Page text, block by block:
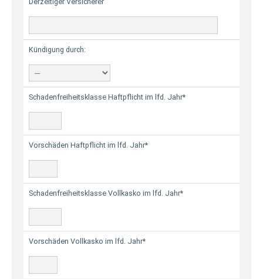
Kündigung durch:
Schadenfreiheitsklasse Haftpflicht im lfd. Jahr*
Vorschäden Haftpflicht im lfd. Jahr*
Schadenfreiheitsklasse Vollkasko im lfd. Jahr*
Vorschäden Vollkasko im lfd. Jahr*